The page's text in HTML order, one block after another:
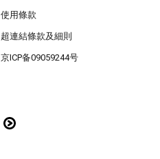
使用條款
超連結條款及細則
京ICP备09059244号